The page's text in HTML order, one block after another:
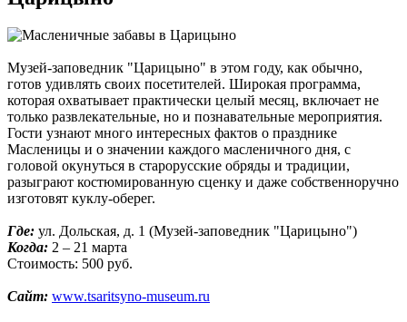
Музей-заповедник "Царицыно" в этом году, как обычно,
готов удивлять своих посетителей. Широкая программа,
которая охватывает практически целый месяц, включает не
только развлекательные, но и познавательные мероприятия.
Гости узнают много интересных фактов о празднике
Масленицы и о значении каждого масленичного дня, с
головой окунуться в старорусские обряды и традиции,
разыграют костюмированную сценку и даже собственноручно
изготовят куклу-оберег.
Где: ул. Дольская, д. 1 (Музей-заповедник "Царицыно")
Когда: 2 – 21 марта
Стоимость: 500 руб.
Сайт: www.tsaritsyno-museum.ru